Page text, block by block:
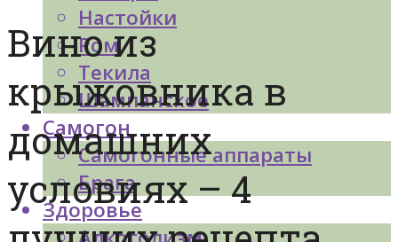
Настойки
Ром
Текила
Шампанское
Самогон
Самогонные аппараты
Брага
Здоровье
Вино из
крыжовника в
домашних
условиях – 4